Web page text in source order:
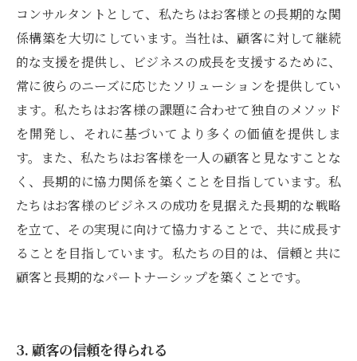
コンサルタントとして、私たちはお客様との長期的な関
係構築を大切にしています。当社は、顧客に対して継続
的な支援を提供し、ビジネスの成長を支援するために、
常に彼らのニーズに応じたソリューションを提供してい
ます。私たちはお客様の課題に合わせて独自のメソッド
を開発し、それに基づいてより多くの価値を提供しま
す。また、私たちはお客様を一人の顧客と見なすことな
く、長期的に協力関係を築くことを目指しています。私
たちはお客様のビジネスの成功を見据えた長期的な戦略
を立て、その実現に向けて協力することで、共に成長す
ることを目指しています。私たちの目的は、信頼と共に
顧客と長期的なパートナーシップを築くことです。
3. 顧客の信頼を得られる